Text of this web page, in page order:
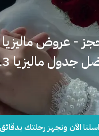
- عروض
جدول ماليزيا 13 يوم
الآن ونجهز رحلتك بدقائق